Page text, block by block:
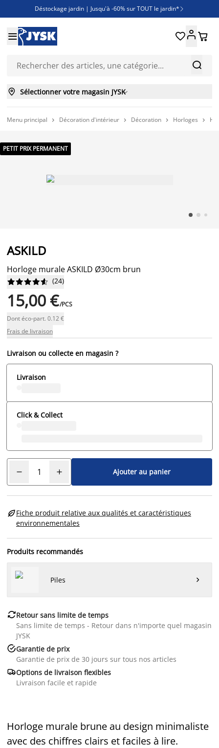
Déstockage jardin | Jusqu'à -60% sur TOUT le jardin* 
Jusqu'à -50% sur une sélection literie
Découvrez les nouveautés de la collection


 
 Sélectionner votre magasin JYSK
Menu principal  Décoration d'intérieur  Décoration  Horloges 
PETIT PRIX PERMANENT
ASKILD
Horloge murale ASKILD Ø30cm brun





 (24)
15,00 €/PCS
Dont éco-part. 0.12 €
Frais de livraison
Livraison ou collecte en magasin ?
Livraison
Click & Collect
Ajouter au panier
Fiche produit relative aux qualités et caractéristiques
environnementales
Produits recommandés
Piles 
Retour sans limite de temps
Sans limite de temps - Retour dans n'importe quel magasin
JYSK
Garantie de prix
Garantie de prix de 30 jours sur tous nos articles
Options de livraison flexibles
Livraison facile et rapide
Horloge murale brune au design minimaliste
avec des chiffres clairs et faciles à lire.